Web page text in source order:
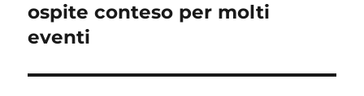
ospite conteso per molti
eventi